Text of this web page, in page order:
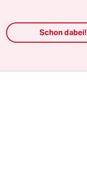
Schon dabei!